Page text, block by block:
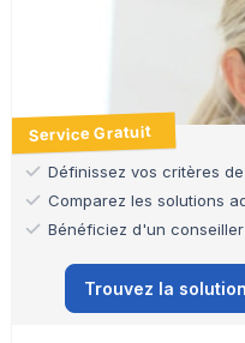
Service Gratuit
Définissez vos critères
Comparez les solutions
Bénéficiez d'un
Trouvez la